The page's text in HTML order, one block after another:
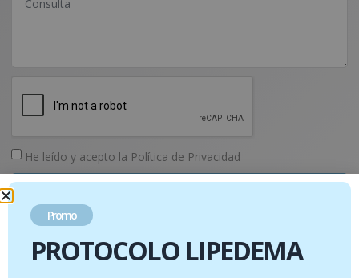
He leído y acepto la Política de Privacidad
Promo
PROTOCOLO LIPEDEMA